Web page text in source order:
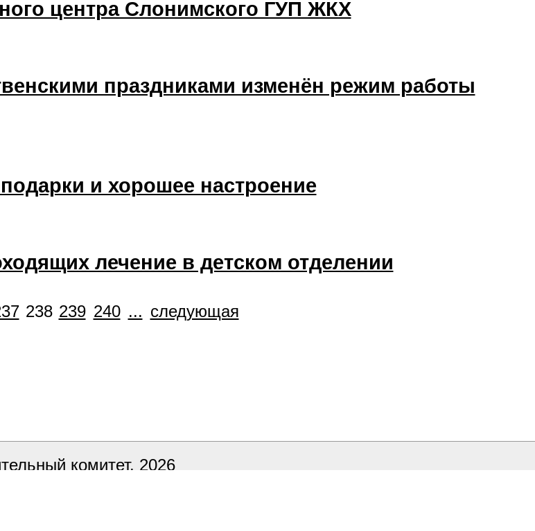
центра Слонимского ГУП ЖКХ
праздниками изменён режим работы
и хорошее настроение
лечение в детском отделении
238 239 240 ... следующая
комитет, 2026